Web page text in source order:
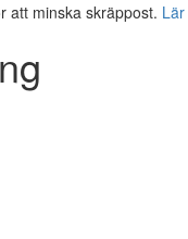
att minska skräppost.